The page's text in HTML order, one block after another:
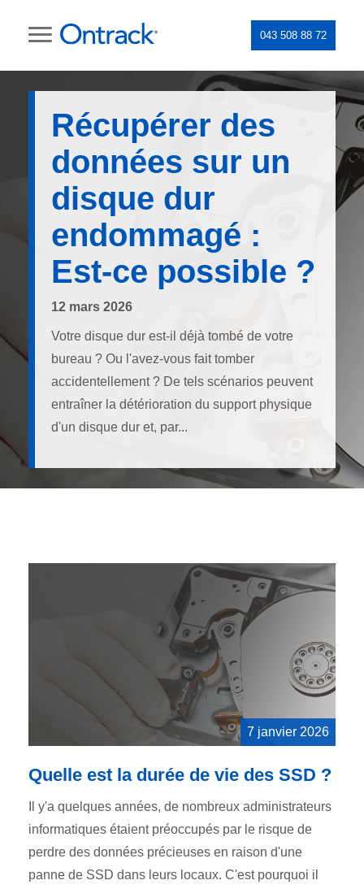
043 508 88 72
Récupérer des
données sur un
disque dur
endommagé :
Est-ce possible ?
12 mars 2026
Votre disque dur est-il déjà tombé de votre
bureau ? Ou l'avez-vous fait tomber
accidentellement ? De tels scénarios peuvent
entraîner la détérioration du support physique
d'un disque dur et, par...
7 janvier 2026
Quelle est la durée de vie des SSD ?
Il y'a quelques années, de nombreux administrateurs
informatiques étaient préoccupés par le risque de
perdre des données précieuses en raison d'une
panne de SSD dans leurs locaux. C'est pourquoi il